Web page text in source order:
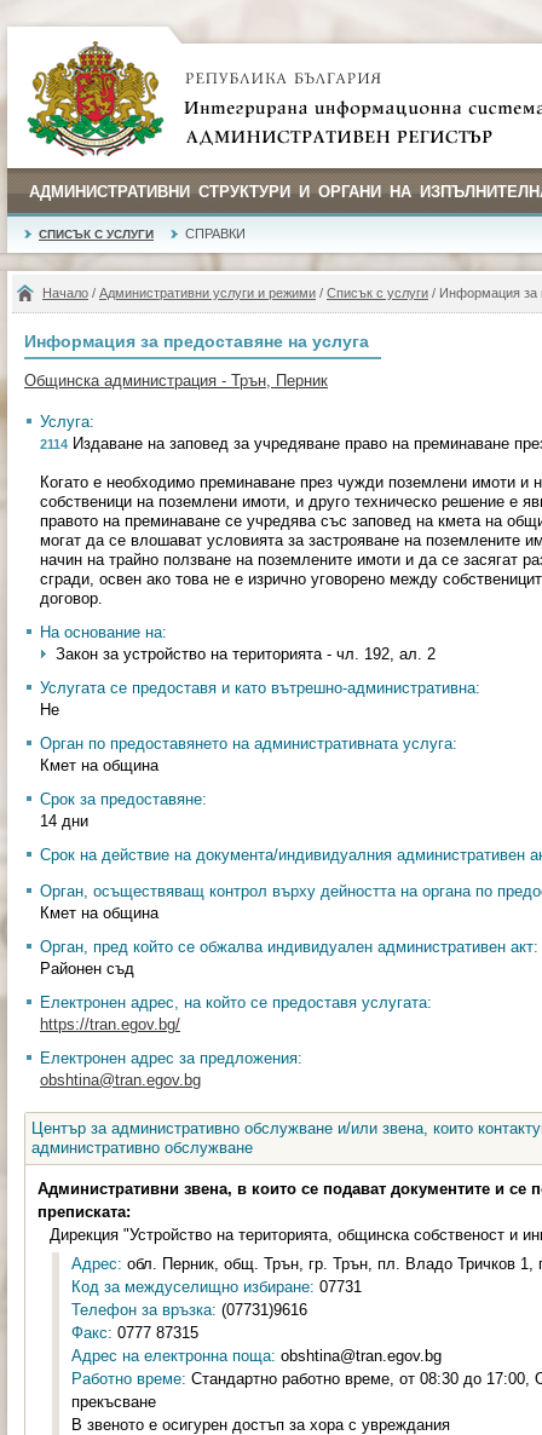
АДМИНИСТРАТИВНИ СТРУКТУРИ И ОРГАНИ НА
СПИСЪК С УСЛУГИ СПРАВКИ
Начало / Административни услуги и режими / Списък с услуги / Информация за
Информация за предоставяне на услуга
Общинска администрация - Трън, Перник
Услуга:
2114 Издаване на заповед за учредяване право на преминаване
Когато е необходимо преминаване през чужди поземлени имоти и
собственици на поземлени имоти, и друго техническо решение е
правото на преминаване се учредява със заповед на кмета на
могат да се влошават условията за застрояване на поземлените
начин на трайно ползване на поземлените имоти и да се засягат
сгради, освен ако това не е изрично уговорено между
договор.
На основание на:
Закон за устройство на територията - чл. 192, ал. 2
Услугата се предоставя и като вътрешно-административна:
Не
Орган по предоставянето на административната услуга:
Кмет на община
Срок за предоставяне:
14 дни
Срок на действие на документа/индивидуалния административен
Орган, осъществяващ контрол върху дейността на органа по
Кмет на община
Орган, пред който се обжалва индивидуален административен акт:
Районен съд
Електронен адрес, на който се предоставя услугата:
https://tran.egov.bg/
Електронен адрес за предложения:
obshtina@tran.egov.bg
Център за административно обслужване и/или звена, които
административно обслужване
Административни звена, в които се подават документите и се
преписката:
Дирекция "Устройство на територията, общинска собственост и
Адрес: обл. Перник, общ. Трън, гр. Трън, пл. Владо Тричков 1,
Код за междуселищно избиране: 07731
Телефон за връзка: (07731)9616
Факс: 0777 87315
Адрес на електронна поща: obshtina@tran.egov.bg
Работно време: Стандартно работно време, от 08:30 до 17:00,
прекъсване
В звеното е осигурен достъп за хора с увреждания